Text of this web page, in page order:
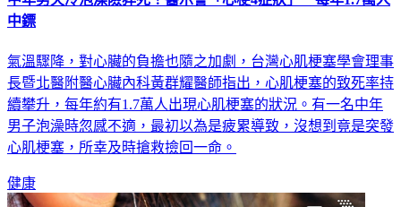
中鏢
氣溫驟降，對心臟的負擔也隨之加劇，台灣心肌梗塞學會理事
長暨北醫附醫心臟內科黃群耀醫師指出，心肌梗塞的致死率持
續攀升，每年約有1.7萬人出現心肌梗塞的狀況。有一名中年
男子泡澡時忽感不適，最初以為是疲累導致，沒想到竟是突發
心肌梗塞，所幸及時搶救撿回一命。
健康